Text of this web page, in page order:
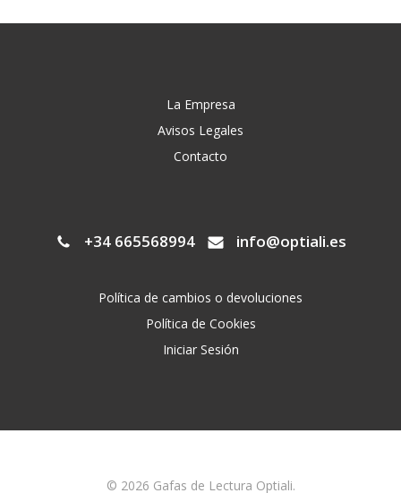
La Empresa
Avisos Legales
Contacto
+34 665568994 info@optiali.es
Política de cambios o devoluciones
Política de Cookies
Iniciar Sesión
© 2026 Gafas de Lectura Optiali.